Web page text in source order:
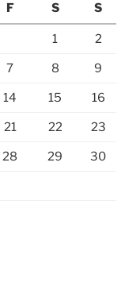
F S S
1 2
7 8 9
14 15 16
21 22 23
28 29 30